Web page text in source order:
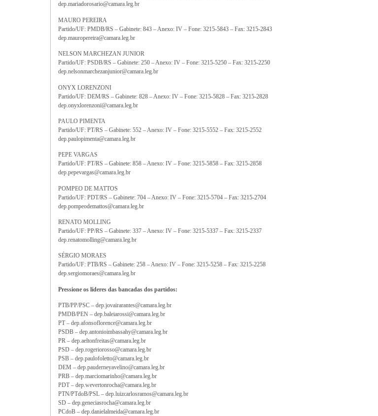
dep.mariadorosario@camara.leg.br
MAURO PEREIRA
Partido/UF: PMDB/RS – Gabinete: 843 – Anexo: IV – Fone: 3215-5843 – Fax: 3215-2843
dep.mauropereira@camara.leg.br
NELSON MARCHEZAN JUNIOR
Partido/UF: PSDB/RS – Gabinete: 250 – Anexo: IV – Fone: 3215-5250 – Fax: 3215-2250
dep.nelsonmarchezanjunior@camara.leg.br
ONYX LORENZONI
Partido/UF: DEM/RS – Gabinete: 828 – Anexo: IV – Fone: 3215-5828 – Fax: 3215-2828
dep.onyxlorenzoni@camara.leg.br
PAULO PIMENTA
Partido/UF: PT/RS – Gabinete: 552 – Anexo: IV – Fone: 3215-5552 – Fax: 3215-2552
dep.paulopimenta@camara.leg.br
PEPE VARGAS
Partido/UF: PT/RS – Gabinete: 858 – Anexo: IV – Fone: 3215-5858 – Fax: 3215-2858
dep.pepevargas@camara.leg.br
POMPEO DE MATTOS
Partido/UF: PDT/RS – Gabinete: 704 – Anexo: IV – Fone: 3215-5704 – Fax: 3215-2704
dep.pompeodemattos@camara.leg.br
RENATO MOLLING
Partido/UF: PP/RS – Gabinete: 337 – Anexo: IV – Fone: 3215-5337 – Fax: 3215-2337
dep.renatomolling@camara.leg.br
SÉRGIO MORAES
Partido/UF: PTB/RS – Gabinete: 258 – Anexo: IV – Fone: 3215-5258 – Fax: 3215-2258
dep.sergiomoraes@camara.leg.br
Pressione os líderes das bancadas dos partidos:
PTB/PP/PSC – dep.jovairarantes@camara.leg.br
PMDB/PEN – dep.baleiarossi@camara.leg.br
PT – dep.afonsoflorence@camara.leg.br
PSDB – dep.antonioimbassahy@camara.leg.br
PR – dep.aeltonfreitas@camara.leg.br
PSD – dep.rogeriorosso@camara.leg.br
PSB – dep.paulofoletto@camara.leg.br
DEM – dep.pauderneyavelino@camara.leg.br
PRB – dep.marciomarinho@camara.leg.br
PDT – dep.wevertonrocha@camara.leg.br
PTN/PTdoB/PSL – dep.luizcarlosramos@camara.leg.br
SD – dep.geneciasrocha@camara.leg.br
PCdoB – dep.danielalmeida@camara.leg.br